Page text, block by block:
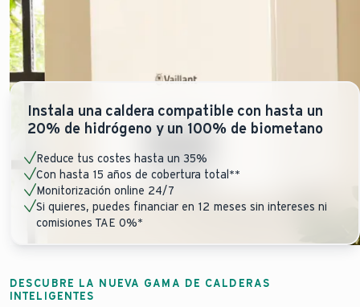
Instala una caldera compatible con hasta un
20% de hidrógeno y un 100% de biometano
Reduce tus costes hasta un 35%
Con hasta 15 años de cobertura total**
Monitorización online 24/7
Si quieres, puedes financiar en 12 meses sin intereses ni
comisiones TAE 0%*
DESCUBRE LA NUEVA GAMA DE CALDERAS
INTELIGENTES